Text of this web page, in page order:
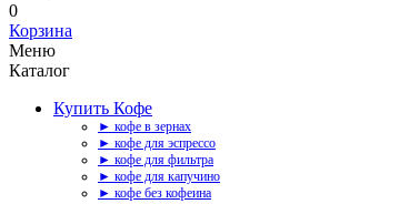
0
Корзина
Меню
Каталог
Купить Кофе
► кофе в зернах
► кофе для эспрессо
► кофе для фильтра
► кофе для капучино
► кофе без кофеина